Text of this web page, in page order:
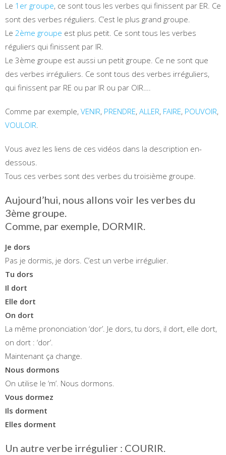
Le 1er groupe, ce sont tous les verbes qui finissent par ER. Ce
sont des verbes réguliers. C’est le plus grand groupe.
Le 2ème groupe est plus petit. Ce sont tous les verbes
réguliers qui finissent par IR.
Le 3ème groupe est aussi un petit groupe. Ce ne sont que
des verbes irréguliers. Ce sont tous des verbes irréguliers,
qui finissent par RE ou par IR ou par OIR….
Comme par exemple, VENIR, PRENDRE, ALLER, FAIRE, POUVOIR,
VOULOIR.
Vous avez les liens de ces vidéos dans la description en-
dessous.
Tous ces verbes sont des verbes du troisième groupe.
Aujourd’hui, nous allons voir les verbes du
3ème groupe.
Comme, par exemple, DORMIR.
Je dors
Pas je dormis, je dors. C’est un verbe irrégulier.
Tu dors
Il dort
Elle dort
On dort
La même prononciation ‘dor’. Je dors, tu dors, il dort, elle dort,
on dort : ‘dor’.
Maintenant ça change.
Nous dormons
On utilise le ‘m’. Nous dormons.
Vous dormez
Ils dorment
Elles dorment
Un autre verbe irrégulier : COURIR.